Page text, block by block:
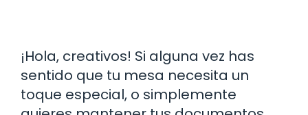
¡Hola, creativos! Si alguna vez has
sentido que tu mesa necesita un
toque especial, o simplemente